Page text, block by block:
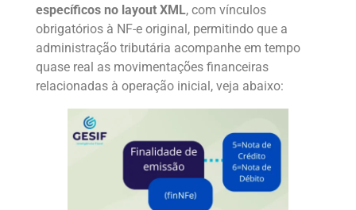
específicos no layout XML, com vínculos
obrigatórios à NF-e original, permitindo que a
administração tributária acompanhe em tempo
quase real as movimentações financeiras
relacionadas à operação inicial, veja abaixo: